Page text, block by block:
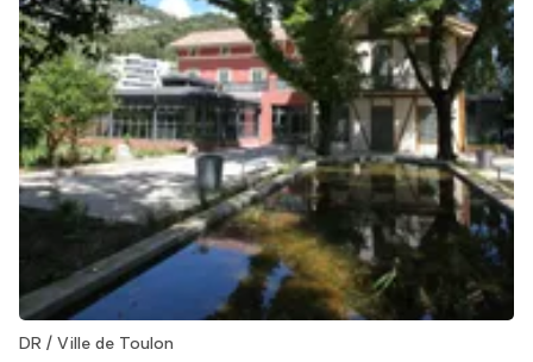
DR / Ville de Toulon